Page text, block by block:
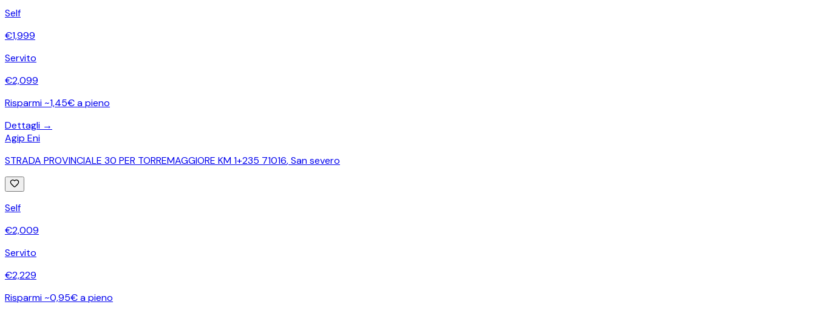
Self
€1,999
Servito
€2,099
Risparmi ~1,45€ a pieno
Dettagli →
Agip Eni
STRADA PROVINCIALE 30 PER TORREMAGGIORE KM 1+235 71016,San severo
Self
€2,009
Servito
€2,229
Risparmi ~0,95€ a pieno